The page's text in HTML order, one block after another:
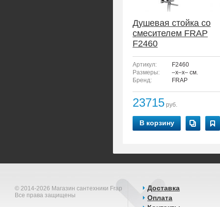
Душевая стойка со
смесителем FRAP
F2460
Артикул:
F2460
Размеры:
–x–x– см.
Бренд:
FRAP
23715 руб.
В корзину
© 2014-2026 Магазин сантехники Frap
Все права защищены
Доставка
Оплата